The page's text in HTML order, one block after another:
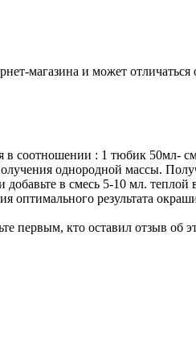
магазина и может
в соотношении : 1 тюбик 50мл-
однородной массы.
в смесь 5-10 мл.
оптимального результата
первым, кто оставил отзыв об